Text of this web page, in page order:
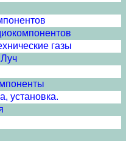
газы
установка.